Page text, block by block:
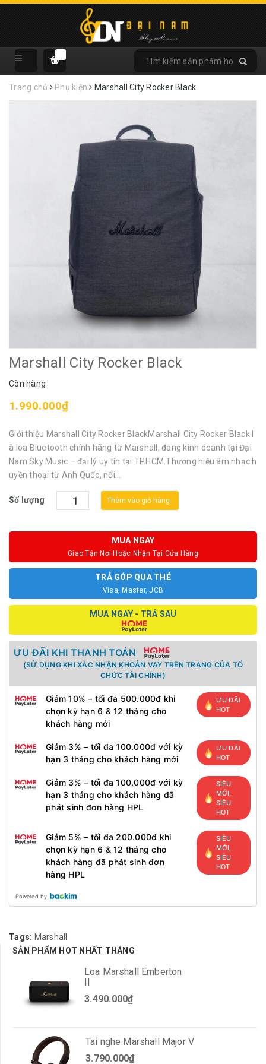
Trang chủ Phụ kiện Marshall City Rocker Black
Marshall City Rocker Black
Còn hàng
1.990.000₫
Giới thiệu Marshall City Rocker BlackMarshall City Rocker Black l
à loa Bluetooth chính hãng từ Marshall, đang kinh doanh tại Đại
Nam Sky Music – đại lý uy tín tại TP.HCM.Thương hiệu âm nhạc h
uyền thoại từ Anh Quốc, nổi...
Số lượng Thêm vào giỏ hàng
MUA NGAY
Giao Tận Nơi Hoặc Nhận Tại Cửa Hàng
TRẢ GÓP QUA THẺ
Visa, Master, JCB
MUA NGAY - TRẢ SAU
ƯU ĐÃI KHI THANH TOÁN
(SỬ DỤNG KHI XÁC NHẬN KHOẢN VAY TRÊN TRANG CỦA TỔ
CHỨC TÀI CHÍNH)
Giảm 10% – tối đa 500.000đ khi
chọn kỳ hạn 6 & 12 tháng cho
khách hàng mới
ƯU ĐÃI
HOT
Giảm 3% – tối đa 100.000đ với kỳ
hạn 3 tháng cho khách hàng mới
ƯU ĐÃI
HOT
Giảm 3% – tối đa 100.000đ với kỳ
hạn 3 tháng cho khách hàng đã
phát sinh đơn hàng HPL
SIÊU
MỚI,
SIÊU
HOT
Giảm 5% – tối đa 200.000đ khi
chọn kỳ hạn 6 & 12 tháng cho
khách hàng đã phát sinh đơn
hàng HPL
SIÊU
MỚI,
SIÊU
HOT
Powered by
Tags: Marshall
SẢN PHẨM HOT NHẤT THÁNG
Loa Marshall Emberton
II
3.490.000₫
Tai nghe Marshall Major V
3.790.000₫